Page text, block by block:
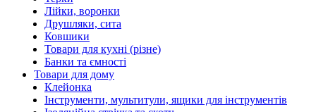
Лійки, воронки
Друшляки, сита
Ковшики
Товари для кухні (різне)
Банки та ємності
Товари для дому
Клейонка
Інструменти, мультитули, ящики для інструментів